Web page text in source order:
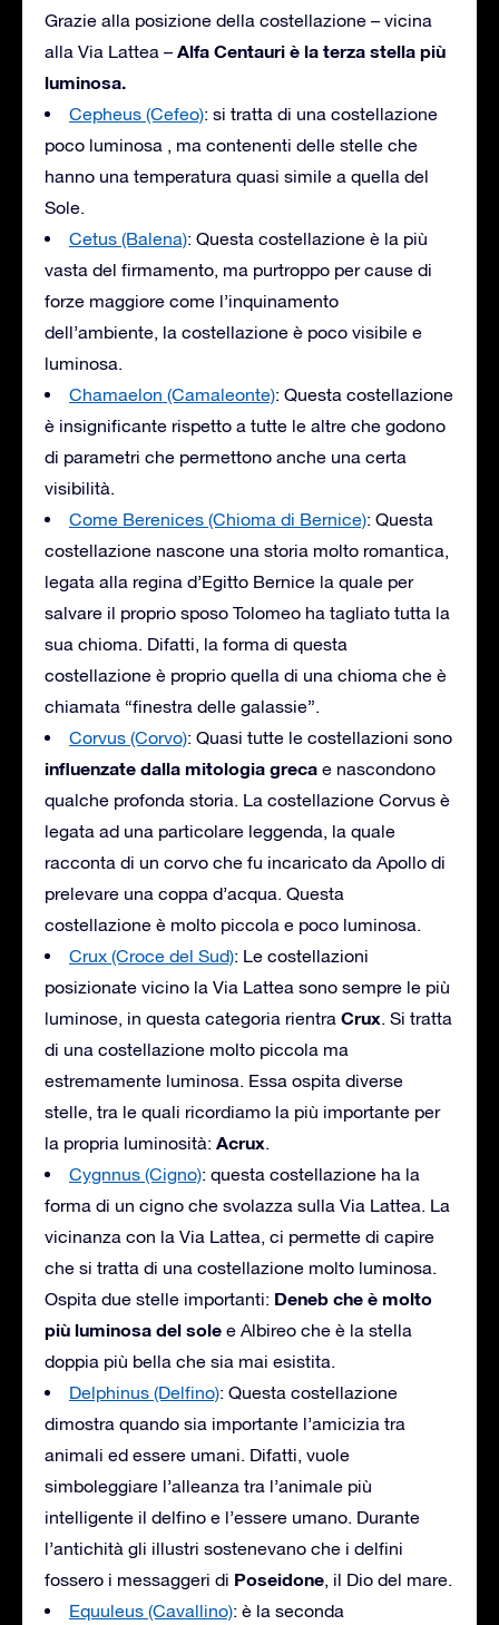
Grazie alla posizione della costellazione – vicina
alla Via Lattea – Alfa Centauri è la terza stella più
luminosa.
Cepheus (Cefeo): si tratta di una costellazione
poco luminosa , ma contenenti delle stelle che
hanno una temperatura quasi simile a quella del
Sole.
Cetus (Balena): Questa costellazione è la più
vasta del firmamento, ma purtroppo per cause di
forze maggiore come l’inquinamento
dell’ambiente, la costellazione è poco visibile e
luminosa.
Chamaelon (Camaleonte): Questa costellazione
è insignificante rispetto a tutte le altre che godono
di parametri che permettono anche una certa
visibilità.
Come Berenices (Chioma di Bernice): Questa
costellazione nascone una storia molto romantica,
legata alla regina d’Egitto Bernice la quale per
salvare il proprio sposo Tolomeo ha tagliato tutta la
sua chioma. Difatti, la forma di questa
costellazione è proprio quella di una chioma che è
chiamata “finestra delle galassie”.
Corvus (Corvo): Quasi tutte le costellazioni sono
influenzate dalla mitologia greca e nascondono
qualche profonda storia. La costellazione Corvus è
legata ad una particolare leggenda, la quale
racconta di un corvo che fu incaricato da Apollo di
prelevare una coppa d’acqua. Questa
costellazione è molto piccola e poco luminosa.
Crux (Croce del Sud): Le costellazioni
posizionate vicino la Via Lattea sono sempre le più
luminose, in questa categoria rientra Crux. Si tratta
di una costellazione molto piccola ma
estremamente luminosa. Essa ospita diverse
stelle, tra le quali ricordiamo la più importante per
la propria luminosità: Acrux.
Cygnnus (Cigno): questa costellazione ha la
forma di un cigno che svolazza sulla Via Lattea. La
vicinanza con la Via Lattea, ci permette di capire
che si tratta di una costellazione molto luminosa.
Ospita due stelle importanti: Deneb che è molto
più luminosa del sole e Albireo che è la stella
doppia più bella che sia mai esistita.
Delphinus (Delfino): Questa costellazione
dimostra quando sia importante l’amicizia tra
animali ed essere umani. Difatti, vuole
simboleggiare l’alleanza tra l’animale più
intelligente il delfino e l’essere umano. Durante
l’antichità gli illustri sostenevano che i delfini
fossero i messaggeri di Poseidone, il Dio del mare.
Equuleus (Cavallino): è la seconda